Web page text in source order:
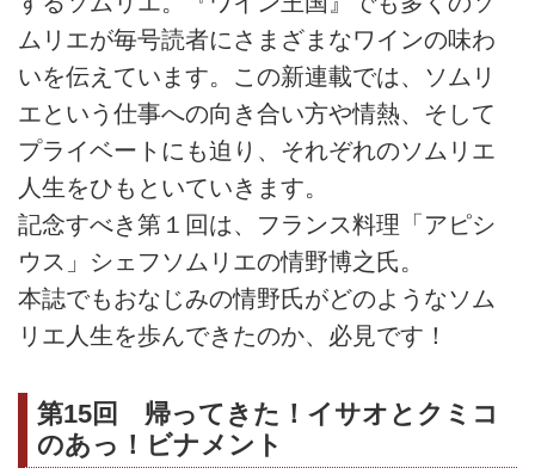
ムリエが毎号読者にさまざまなワインの味わ
いを伝えています。この新連載では、ソムリ
エという仕事への向き合い方や情熱、そして
プライベートにも迫り、それぞれのソムリエ
人生をひもといていきます。
記念すべき第１回は、フランス料理「アピシ
ウス」シェフソムリエの情野博之氏。
本誌でもおなじみの情野氏がどのようなソム
リエ人生を歩んできたのか、必見です！
第15回 帰ってきた！イサオとクミコ
のあっ！ビナメント